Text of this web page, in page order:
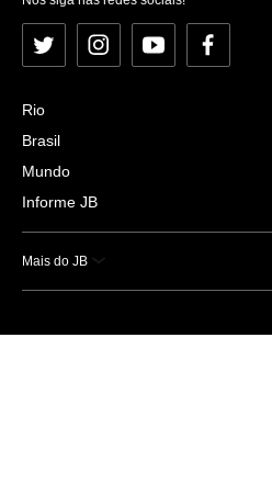
Twitter InstagramYouTubeFacebook
Rio
Brasil
Mundo
Informe JB
Mais do JB
Esportes